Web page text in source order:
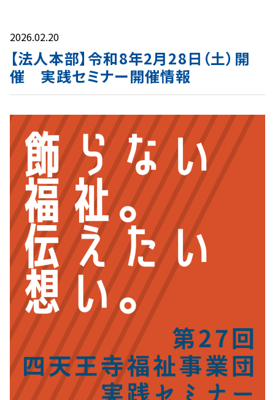
2026.02.20
【法人本部】令和8年2月28日（土）開
催 実践セミナー開催情報